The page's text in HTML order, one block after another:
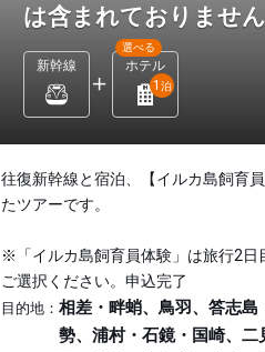
は含まれておりません
新幹線 ホテル
選べる
1 泊
往復新幹線と宿泊、【イルカ島飼育
たツアーです。
※「イルカ島飼育員体験」は旅行2日
ご選択ください。申込完了
目的地： 相差・畔蛸、鳥羽、答志
勢、浦村・石鏡・国崎、二